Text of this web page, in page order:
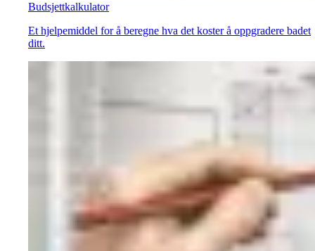
Budsjettkalkulator
Et hjelpemiddel for å beregne hva det koster å oppgradere badet
ditt.